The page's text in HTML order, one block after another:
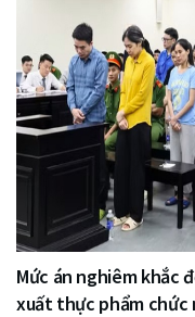
Mức án nghiêm khắc
xuất thực phẩm chức